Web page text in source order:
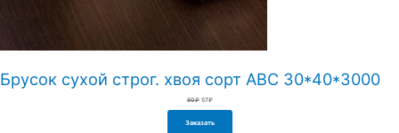
Брусок сухой строг. хвоя сорт АВС 30*40*3000
60₽ Первоначальная
составляла
60₽.
57₽Текущая
Заказать